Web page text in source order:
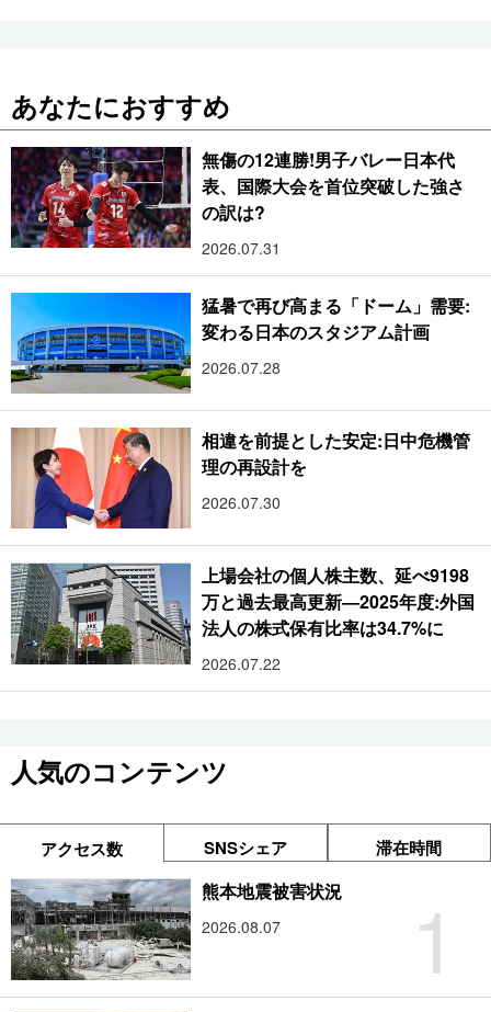
あなたにおすすめ
無傷の12連勝!男子バレー日本代
表、国際大会を首位突破した強さ
の訳は?
2026.07.31
猛暑で再び高まる「ドーム」需要:
変わる日本のスタジアム計画
2026.07.28
相違を前提とした安定:日中危機管
理の再設計を
2026.07.30
上場会社の個人株主数、延べ9198
万と過去最高更新―2025年度:外国
法人の株式保有比率は34.7%に
2026.07.22
人気のコンテンツ
アクセス数 SNSシェア 滞在時間
1
熊本地震被害状況
2026.08.07